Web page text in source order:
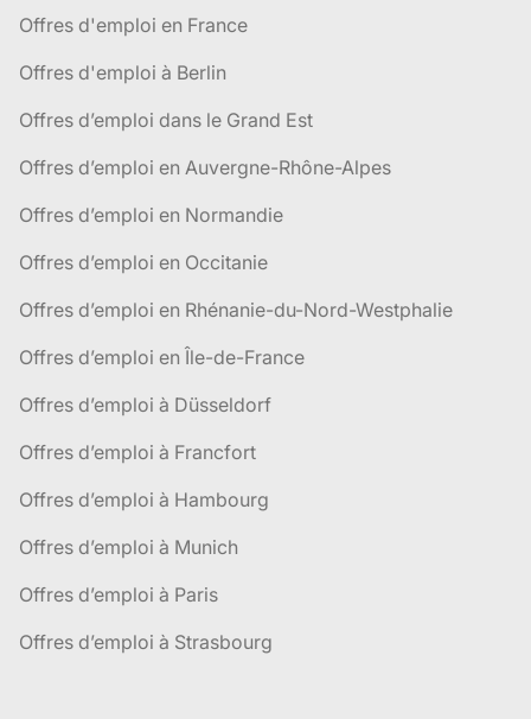
Offres d'emploi en France
Offres d'emploi à Berlin
Offres d’emploi dans le Grand Est
Offres d’emploi en Auvergne-Rhône-Alpes
Offres d’emploi en Normandie
Offres d’emploi en Occitanie
Offres d’emploi en Rhénanie-du-Nord-Westphalie
Offres d’emploi en Île-de-France
Offres d’emploi à Düsseldorf
Offres d’emploi à Francfort
Offres d’emploi à Hambourg
Offres d’emploi à Munich
Offres d’emploi à Paris
Offres d’emploi à Strasbourg